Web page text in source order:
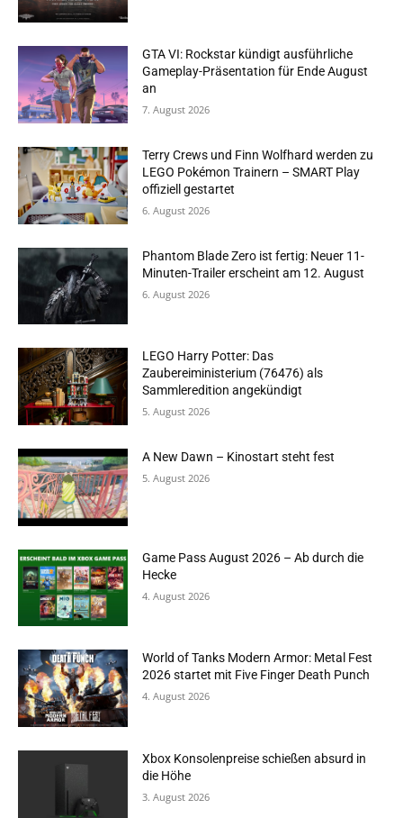
GTA VI: Rockstar kündigt ausführliche
Gameplay-Präsentation für Ende August
an
7. August 2026
Terry Crews und Finn Wolfhard werden zu
LEGO Pokémon Trainern – SMART Play
offiziell gestartet
6. August 2026
Phantom Blade Zero ist fertig: Neuer 11-
Minuten-Trailer erscheint am 12. August
6. August 2026
LEGO Harry Potter: Das
Zaubereiministerium (76476) als
Sammleredition angekündigt
5. August 2026
A New Dawn – Kinostart steht fest
5. August 2026
Game Pass August 2026 – Ab durch die
Hecke
4. August 2026
World of Tanks Modern Armor: Metal Fest
2026 startet mit Five Finger Death Punch
4. August 2026
Xbox Konsolenpreise schießen absurd in
die Höhe
3. August 2026